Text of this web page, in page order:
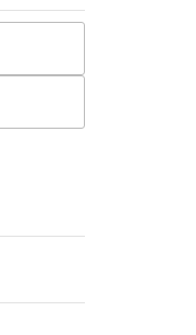
MÍNIMO
MÁXIMO